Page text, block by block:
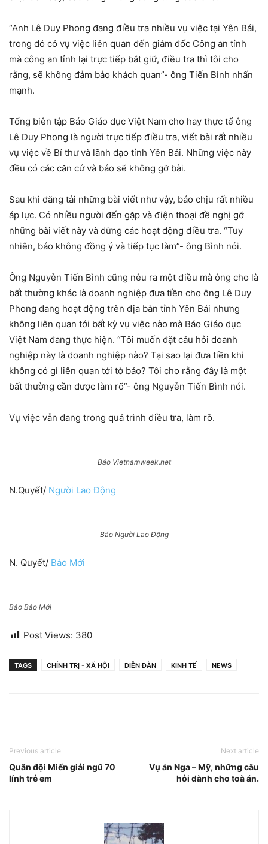
“Anh Lê Duy Phong đang điều tra nhiều vụ việc tại Yên Bái,
trong đó có vụ việc liên quan đến giám đốc Công an tỉnh
mà công an tỉnh lại trực tiếp bắt giữ, điều tra thì tôi cho
rằng, sẽ không đảm bảo khách quan”- ông Tiến Bình nhấn
mạnh.
Tổng biên tập Báo Giáo dục Việt Nam cho hay thực tế ông
Lê Duy Phong là người trực tiếp điều tra, viết bài rất nhiều
vụ việc về Bí thư và lãnh đạo tỉnh Yên Bái. Những việc này
đều có các căn cứ và báo sẽ không gỡ bài.
Sau khi đăng tải những bài viết như vậy, báo chịu rất nhiều
áp lực. Có nhiều người đến gặp và điện thoại đề nghị gỡ
những bài viết này và dừng các hoạt động điều tra. “Tuy
nhiên, báo không đồng ý và tiếp tục làm”- ông Bình nói.
Ông Nguyễn Tiến Bình cũng nêu ra một điều mà ông cho là
bất thường khác là doanh nghiệp đưa tiền cho ông Lê Duy
Phong đang hoạt động trên địa bàn tỉnh Yên Bái nhưng
không liên quan tới bất kỳ vụ việc nào mà Báo Giáo dục
Việt Nam đang thực hiện. “Tôi muốn đặt câu hỏi doanh
nghiệp này là doanh nghiệp nào? Tại sao lại đưa tiền khi
không có gì liên quan tới tờ báo? Tôi cho rằng đây là một
bất thường cần được làm rõ”- ông Nguyễn Tiến Bình nói.
Vụ việc vẫn đang trong quá trình điều tra, làm rõ.
Báo Vietnamweek.net
N.Quyết/ Người Lao Động
Báo Người Lao Động
N. Quyết/ Báo Mới
Báo Báo Mới
Post Views: 380
TAGS CHÍNH TRỊ - XÃ HỘI DIỄN ĐÀN KINH TẾ NEWS
Previous article
Quân đội Miến giải ngũ 70
lính trẻ em
Next article
Vụ án Nga – Mỹ, những câu
hỏi dành cho toà án.